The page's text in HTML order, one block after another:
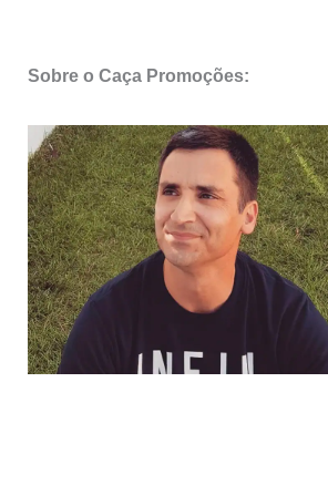
Sobre o Caça Promoções: